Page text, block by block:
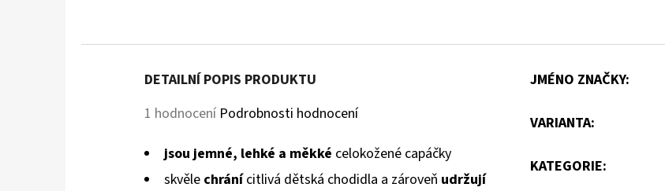
DETAILNÍ POPIS PRODUKTU
Průměrné
produktu
1 hodnocení Podrobnosti hodnocení
jsou jemné, lehké a měkké celokožené capáčky
skvěle chránícitlivá dětská chodidla a zároveň udržují
JMÉNO ZNAČKY:
VARIANTA:
KATEGORIE: